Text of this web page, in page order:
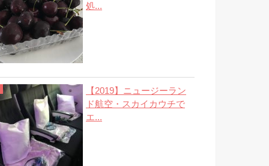
処...
【2019】ニュージーラン
ド航空・スカイカウチで
エ...